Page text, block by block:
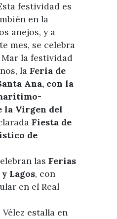
festividad es
en la
anejos, y a
mes, se celebra
la festividad
la Feria de
Ana, con la
la Virgen del
Fiesta de
de
las Ferias
Lagos, con
en el Real
Vélez estalla en